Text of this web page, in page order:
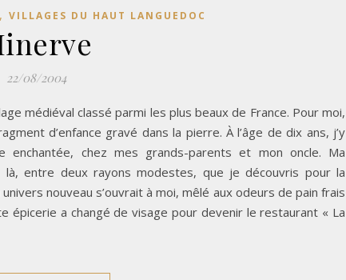
, VILLAGES DU HAUT LANGUEDOC
22/08/2004
médiéval classé parmi les plus beaux de France. Pour moi,
d’enfance gravé dans la pierre. À l’âge de dix ans, j’y
enchantée, chez mes grands-parents et mon oncle. Ma
là, entre deux rayons modestes, que je découvris pour la
nouveau s’ouvrait à moi, mêlé aux odeurs de pain frais
a changé de visage pour devenir le restaurant « La